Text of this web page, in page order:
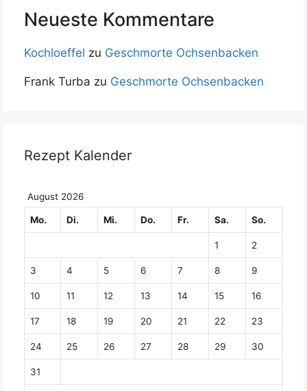
Neueste Kommentare
Kochloeffel zu Geschmorte Ochsenbacken
Frank Turba zu Geschmorte Ochsenbacken
Rezept Kalender
August 2026
Mo. Di. Mi. Do. Fr. Sa. So.
1 2
3 4 5 6 7 8 9
10 11 12 13 14 15 16
17 18 19 20 21 22 23
24 25 26 27 28 29 30
31